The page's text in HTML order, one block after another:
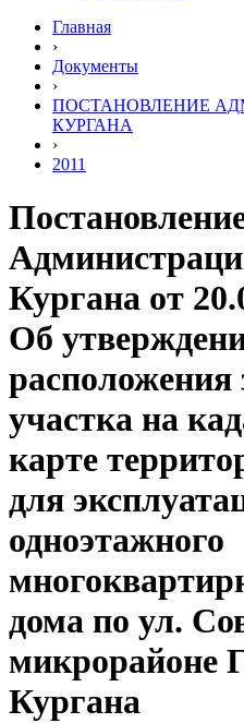
Главная
›
Документы
›
ПОСТАНОВЛЕНИЕ
КУРГАНА
›
2011
Кургана от
Об
расположения
участка на
карте
для
одноэтажного
дома по ул.
микрорайоне
Кургана